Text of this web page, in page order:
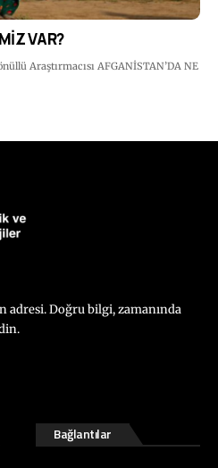
VAR?
Araştırmacısı AFGANİSTAN’DA NE
Doğru bilgi, zamanında
Bağlantılar